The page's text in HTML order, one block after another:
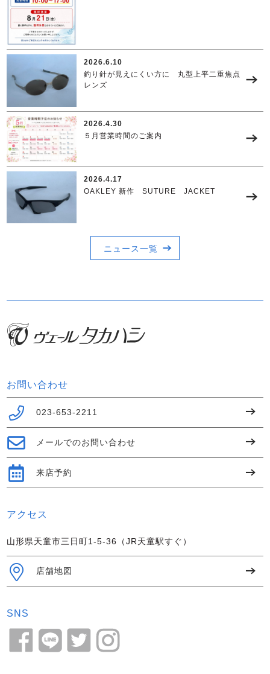
2026.6.10
釣り針が見えにくい方に 丸型上平二重焦点
レンズ
2026.4.30
５月営業時間のご案内
2026.4.17
OAKLEY 新作 SUTURE JACKET
ニュース一覧
お問い合わせ
023-653-2211
メールでのお問い合わせ
来店予約
アクセス
山形県天童市三日町1-5-36（JR天童駅すぐ）
店舗地図
SNS